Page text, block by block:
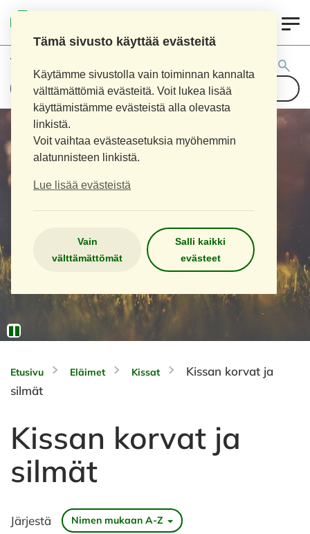
Tämä sivusto käyttää evästeitä
Käytämme sivustolla vain toiminnan kannalta
välttämättömiä evästeitä. Voit lukea lisää
käyttämistämme evästeistä alla olevasta
linkistä.
Voit vaihtaa evästeasetuksia myöhemmin
alatunnisteen linkistä.
Lue lisää evästeistä
Vain
välttämättömät
Salli kaikki
evästeet
Tuotehaku:
Etusivu Eläimet Kissat
Kissan korvat ja
silmät
Kissan korvat ja
silmät
Järjestä Nimen mukaan A-Z